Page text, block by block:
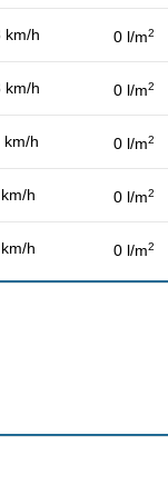
km/h 0 l/m2
km/h 0 l/m2
km/h 0 l/m2
h 0 l/m2
h 0 l/m2